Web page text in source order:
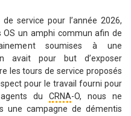
service pour l’année 2026,
OS un amphi commun afin de
soumises à une
avait pour but d’exposer
les tours de service proposés
pour le travail fourni pour
du CRNA-O, nous ne
une campagne de démentis